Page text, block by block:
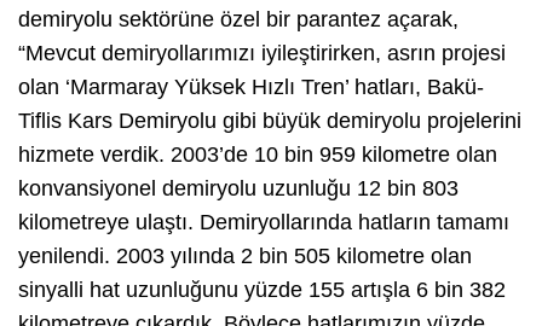
demiryolu sektörüne özel bir parantez açarak,
“Mevcut demiryollarımızı iyileştirirken, asrın projesi
olan ‘Marmaray Yüksek Hızlı Tren’ hatları, Bakü-
Tiflis Kars Demiryolu gibi büyük demiryolu projelerini
hizmete verdik. 2003’de 10 bin 959 kilometre olan
konvansiyonel demiryolu uzunluğu 12 bin 803
kilometreye ulaştı. Demiryollarında hatların tamamı
yenilendi. 2003 yılında 2 bin 505 kilometre olan
sinyalli hat uzunluğunu yüzde 155 artışla 6 bin 382